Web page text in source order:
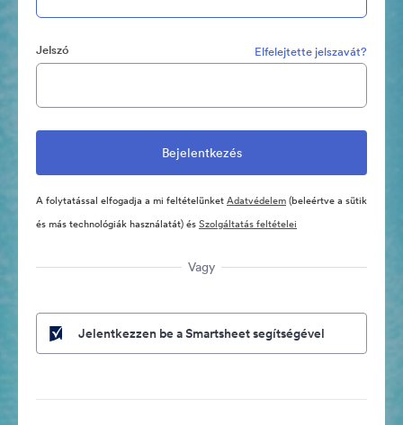
Jelszó Elfelejtette jelszavát?
A folytatással elfogadja a mi feltételünketAdatvédelem(beleértve a sütik
és más technológiák használatát) ésSzolgáltatás feltételei
Vagy
Jelentkezzen be a Smartsheet segítségével